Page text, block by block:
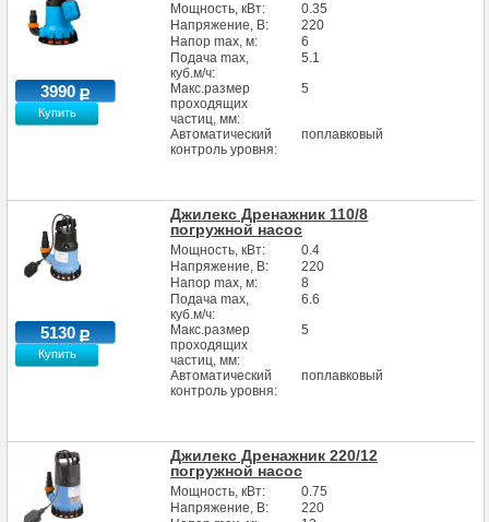
Мощность, кВт:
0.35
Напряжение, В:
220
Напор max, м:
6
Подача max,
куб.м/ч:
5.1
Макс.размер
проходящих
частиц, мм:
5
Автоматический
контроль уровня:
поплавковый
3990
Купить
Джилекс Дренажник 110/8
погружной насос
Мощность, кВт:
0.4
Напряжение, В:
220
Напор max, м:
8
Подача max,
куб.м/ч:
6.6
Макс.размер
проходящих
частиц, мм:
5
Автоматический
контроль уровня:
поплавковый
5130
Купить
Джилекс Дренажник 220/12
погружной насос
Мощность, кВт:
0.75
Напряжение, В:
220